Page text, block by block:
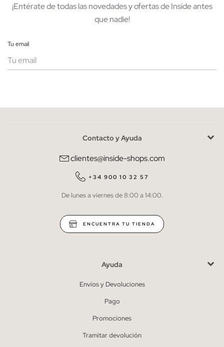
¡Entérate de todas las novedades y ofertas de Inside antes
que nadie!
Tu email
He leído y entiendo lapolítica de privacidad
QUIERO SUSCRIBIRME
* Puedes cancelar la suscripción en cualquier momento.
Contacto y Ayuda
clientes@inside-shops.com
+34 900 10 32 57
De lunes a viernes de 8:00 a 14:00.
ENCUENTRA TU TIENDA
Ayuda
Envíos y Devoluciones
Pago
Promociones
Tramitar devolución